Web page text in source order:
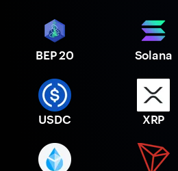
BEP 20 Solana
USDC XRP